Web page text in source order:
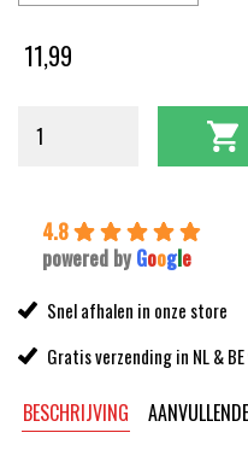
11,99
4.8
powered by Google
Snel afhalen in onze store
Gratis verzending in NL &
BESCHRIJVING